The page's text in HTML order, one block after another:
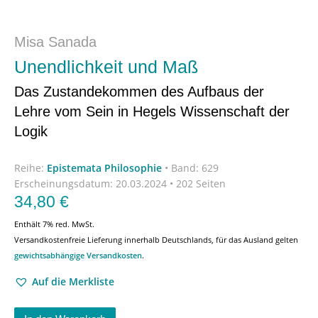
Misa Sanada
Unendlichkeit und Maß
Das Zustandekommen des Aufbaus der
Lehre vom Sein in Hegels Wissenschaft der
Logik
Reihe: Epistemata Philosophie • Band: 629
Erscheinungsdatum: 20.03.2024 • 202 Seiten
34,80 €
Enthält 7% red. MwSt.
Versandkostenfreie Lieferung innerhalb Deutschlands, für das Ausland gelten
gewichtsabhängige Versandkosten.
Auf die Merkliste